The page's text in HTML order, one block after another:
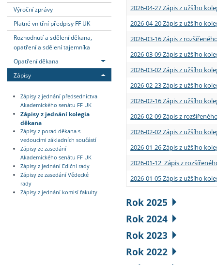
Absolventi fakulty
Vyjíždějící zaměstnanci
Výroční zprávy
Platné vnitřní předpisy FF UK
Rozhodnutí a sdělení děkana,
opatření a sdělení tajemníka
Opatření děkana
Zápisy
Zápisy z jednání předsednictva
Akademického senátu FF UK
Zápisy z jednání kolegia
děkana
Zápisy z porad děkana s
vedoucími základních součástí
Zápisy ze zasedání
Akademického senátu FF UK
Zápisy z jednání Ediční rady
Zápisy ze zasedání Vědecké
rady
Zápisy z jednání komisí fakulty
2026-04-27 Zápis z užšího
2026-04-20 Zápis z užšího
2026-03-16 Zápis z
2026-03-09 Zápis z užšího
2026-03-02 Zápis z užšího
2026-02-23 Zápis z užšího
2026-02-16 Zápis z užšího
2026-02-09 Zápis z
2026-02-02 Zápis z užšího
2026-01-26 Zápis z užšího
2026-01-12 Zápis z
2026-01-05 Zápis z užšího
Rok 2025
Rok 2024
Rok 2023
Rok 2022